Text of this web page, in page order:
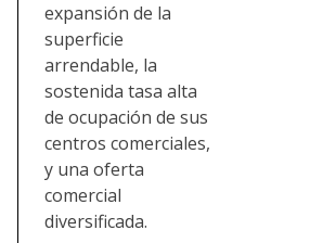
expansión de la
superficie
arrendable, la
sostenida tasa alta
de ocupación de sus
centros comerciales,
y una oferta
comercial
diversificada.